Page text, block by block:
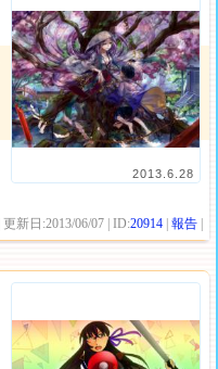
2013.6.28
| 更新日:2013/06/07 | ID:20914 |報告